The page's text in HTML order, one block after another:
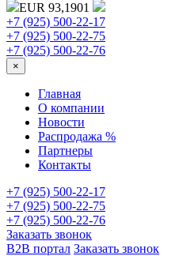
EUR 93,1901
+7 (925) 500-22-17
+7 (925) 500-22-75
+7 (925) 500-22-76
×
Главная
О компании
Новости
Распродажа %
Партнеры
Контакты
+7 (925) 500-22-17
+7 (925) 500-22-75
+7 (925) 500-22-76
Заказать звонок
B2B портал Заказать звонок